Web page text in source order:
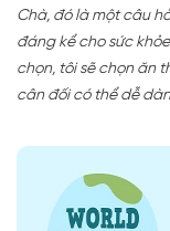
Chà, đó là một câu
đáng kể cho sức
chọn, tôi sẽ chọn ăn
cân đối có thể dễ